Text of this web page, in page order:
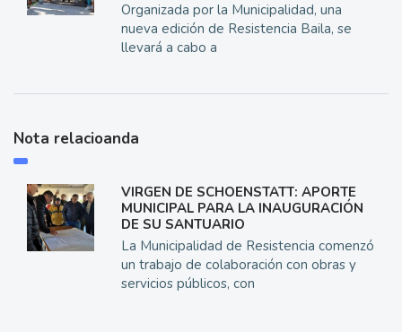
Organizada por la Municipalidad, una
nueva edición de Resistencia Baila, se
llevará a cabo a
Nota relacioanda
VIRGEN DE SCHOENSTATT: APORTE
MUNICIPAL PARA LA INAUGURACIÓN
DE SU SANTUARIO
La Municipalidad de Resistencia comenzó
un trabajo de colaboración con obras y
servicios públicos, con